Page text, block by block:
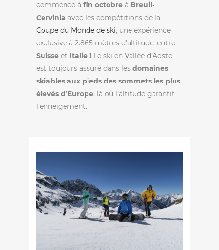
commence à fin octobre à Breuil-
Cervinia avec les compétitions de la
Coupe du Monde de ski, une expérience
exclusive à 2.865 mètres d’altitude, entre
Suisse et Italie ! Le ski en Vallée d’Aoste
est toujours assuré dans les domaines
skiables aux pieds des sommets les plus
élevés d’Europe, là où l’altitude garantit
l’enneigement.